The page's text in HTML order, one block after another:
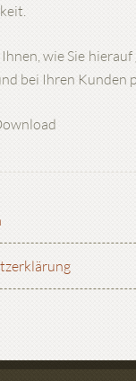
wie Sie
bei Ihren Kunden